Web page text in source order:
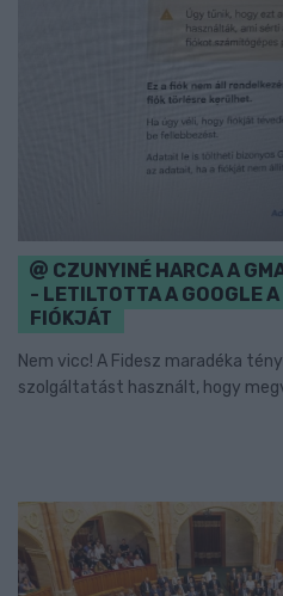
CZUNYINÉ HARCA A
- LETILTOTTA A GOOGLE
FIÓKJÁT
Nem vicc! A Fidesz maradéka
szolgáltatást használt, hogy